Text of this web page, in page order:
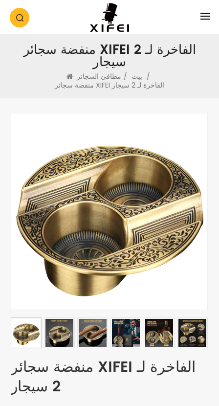
منفضة سجائر XIFEI الفاخرة لـ 2
سيجار
بيت / مطافئ السجائر
/
منفضة سجائر XIFEI الفاخرة لـ 2 سيجار
منفضة سجائر XIFEI الفاخرة لـ
2 سيجار